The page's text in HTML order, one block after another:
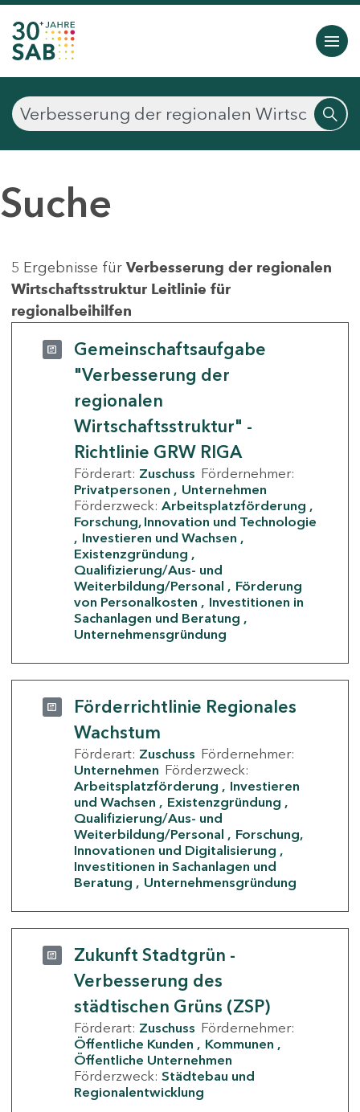
Suche
5 Ergebnisse für Verbesserung der regionalen
Wirtschaftsstruktur Leitlinie für
regionalbeihilfen
Gemeinschaftsaufgabe
"Verbesserung der
regionalen
Wirtschaftsstruktur" -
Richtlinie GRW RIGA
Förderart: Zuschuss Fördernehmer:
Privatpersonen
Unternehmen
Förderzweck: Arbeitsplatzförderung
Forschung, Innovation und Technologie
Investieren und Wachsen
Existenzgründung
Qualifizierung/Aus- und
Weiterbildung/Personal
Förderung
von Personalkosten
Investitionen in
Sachanlagen und Beratung
Unternehmensgründung
Förderrichtlinie Regionales
Wachstum
Förderart: Zuschuss Fördernehmer:
Unternehmen Förderzweck:
Arbeitsplatzförderung
Investieren
und Wachsen
Existenzgründung
Qualifizierung/Aus- und
Weiterbildung/Personal
Forschung,
Innovationen und Digitalisierung
Investitionen in Sachanlagen und
Beratung
Unternehmensgründung
Zukunft Stadtgrün -
Verbesserung des
städtischen Grüns (ZSP)
Förderart: Zuschuss Fördernehmer:
Öffentliche Kunden
Kommunen
Öffentliche Unternehmen
Förderzweck: Städtebau und
Regionalentwicklung